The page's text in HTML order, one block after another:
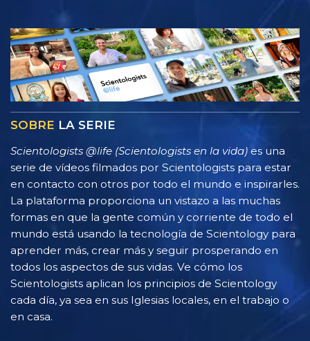
SOBRE LA SERIE
Scientologists @life (Scientologists en la vida) es una
serie de vídeos filmados por Scientologists para estar
en contacto con otros por todo el mundo e inspirarles.
La plataforma proporciona un vistazo a las muchas
formas en que la gente común y corriente de todo el
mundo está usando la tecnología de Scientology para
aprender más, crear más y seguir prosperando en
todos los aspectos de sus vidas. Ve cómo los
Scientologists aplican los principios de Scientology
cada día, ya sea en sus Iglesias locales, en el trabajo o
en casa.